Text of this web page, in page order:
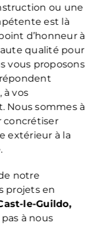
ou une
est là
d’honneur à
qualité pour
vous proposons
à vos
Nous sommes à
concrétiser
extérieur à la
notre
projets en
le-Guildo,
pas à nous